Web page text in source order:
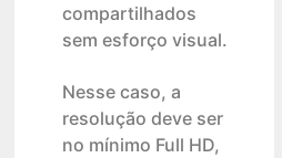
compartilhados
sem esforço visual.
Nesse caso, a
resolução deve ser
no mínimo Full HD,